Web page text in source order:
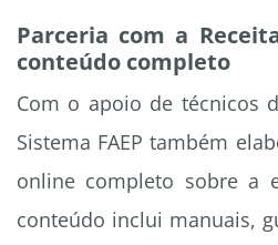
Parceria com a
conteúdo completo
Com o apoio de técnicos
Sistema FAEP também
online completo sobre a
conteúdo inclui manuais,